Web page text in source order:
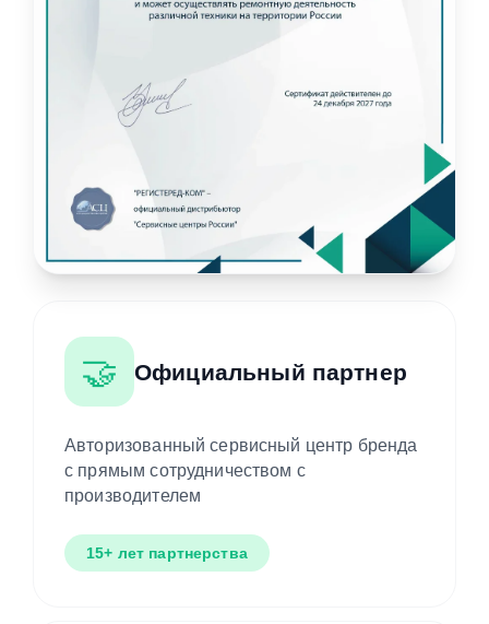
🤝 Официальный партнер
Авторизованный сервисный центр бренда
с прямым сотрудничеством с
15+ лет партнерства